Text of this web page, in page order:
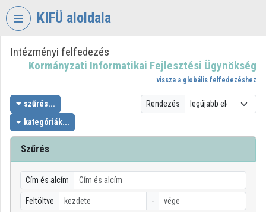
Fejléc kihagyása
KIFÜ aloldala
VIDEOTORIUM
INFORMATIKAI
FEJLESZTÉSI
ÜGYNÖKSÉG
Intézményi kezdőlap
Bejelentkezés
Intézményi felfedezés
Intézményi felfedezés
Kormányzati Informatikai Fejlesztési Ügynökség
vissza a globális felfedezéshez
szűrés...
kategóriák...
Rendezés
Szűrés
Cím és alcím
Feltöltve -